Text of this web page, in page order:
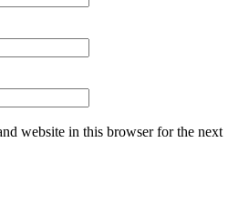
website in this browser for the next